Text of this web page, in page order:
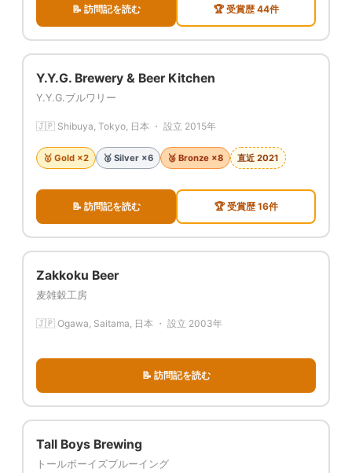
📝 訪問記を読む 🏆 受賞歴 44件
Y.Y.G. Brewery & Beer Kitchen
Y.Y.G.ブルワリー
🇯🇵 Shibuya, Tokyo, 日本 ・ 設立 2015年
🥇 Gold ×2 🥈 Silver ×6 🥉 Bronze ×8 直近 2021
📝 訪問記を読む 🏆 受賞歴 16件
Zakkoku Beer
麦雑穀工房
🇯🇵 Ogawa, Saitama, 日本 ・ 設立 2003年
📝 訪問記を読む
Tall Boys Brewing
トールボーイズブルーイング